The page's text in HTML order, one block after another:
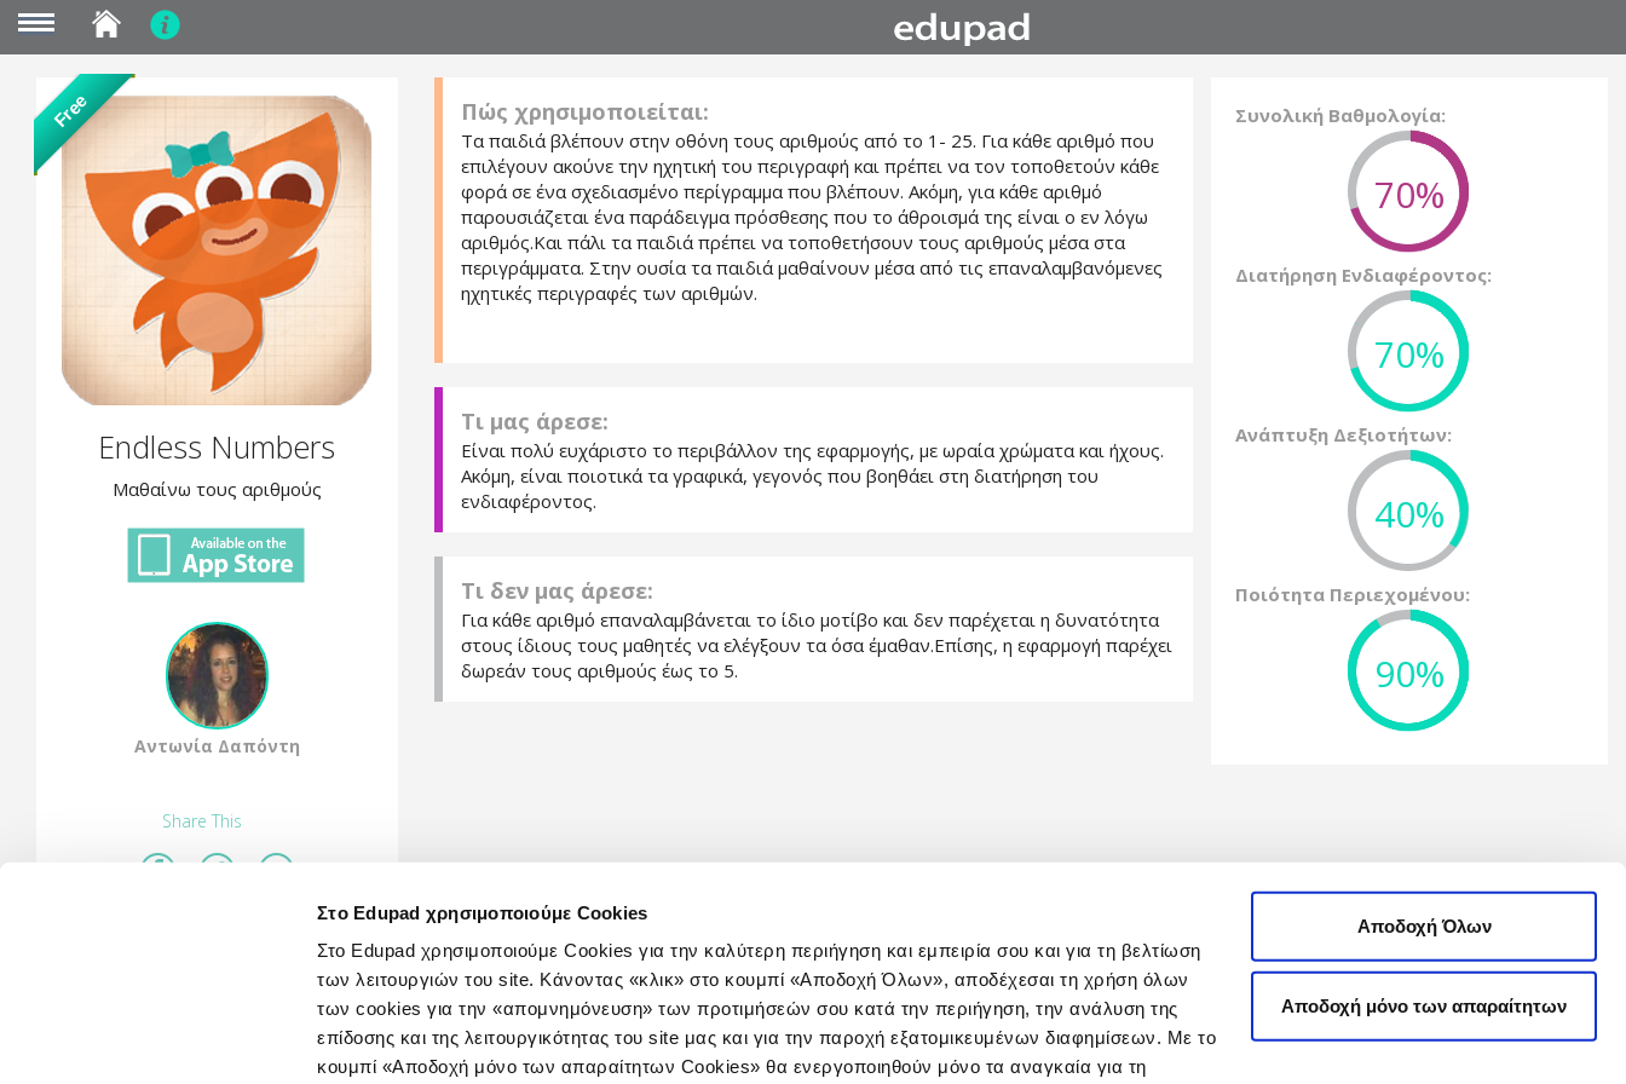
Στο Edupad χρησιμοποιούμε Cookies
Στο Edupad χρησιμοποιούμε Cookies για την καλύτερη περιήγηση και εμπειρία σου και για τη βελτίωση
των λειτουργιών του site. Κάνοντας «κλικ» στο κουμπί «Αποδοχή Όλων», αποδέχεσαι τη χρήση όλων
των cookies για την «απομνημόνευση» των προτιμήσεών σου κατά την περιήγηση, την ανάλυση της
επίδοσης και της λειτουργικότητας του site μας και για την παροχή εξατομικευμένων διαφημίσεων. Με το
κουμπί «Αποδοχή μόνο των απαραίτητων Cookies» θα ενεργοποιηθούν μόνο τα αναγκαία για τη
Αποδοχή Όλων
Αποδοχή μόνο των απαραίτητων
content
Free
Endless Numbers
Μαθαίνω τους αριθμούς
Αντωνία Δαπόντη
Share This
Πώς χρησιμοποιείται:
Τα παιδιά βλέπουν στην οθόνη τους αριθμούς από το 1- 25. Για κάθε αριθμό που
επιλέγουν ακούνε την ηχητική του περιγραφή και πρέπει να τον τοποθετούν κάθε
φορά σε ένα σχεδιασμένο περίγραμμα που βλέπουν. Ακόμη, για κάθε αριθμό
παρουσιάζεται ένα παράδειγμα πρόσθεσης που το άθροισμά της είναι ο εν λόγω
αριθμός.Και πάλι τα παιδιά πρέπει να τοποθετήσουν τους αριθμούς μέσα στα
περιγράμματα. Στην ουσία τα παιδιά μαθαίνουν μέσα από τις επαναλαμβανόμενες
ηχητικές περιγραφές των αριθμών.
Τι μας άρεσε:
Είναι πολύ ευχάριστο το περιβάλλον της εφαρμογής, με ωραία χρώματα και ήχους.
Ακόμη, είναι ποιοτικά τα γραφικά, γεγονός που βοηθάει στη διατήρηση του
ενδιαφέροντος.
Τι δεν μας άρεσε:
Για κάθε αριθμό επαναλαμβάνεται το ίδιο μοτίβο και δεν παρέχεται η δυνατότητα
στους ίδιους τους μαθητές να ελέγξουν τα όσα έμαθαν.Επίσης, η εφαρμογή παρέχει
δωρεάν τους αριθμούς έως το 5.
Συνολική Βαθμολογία:
70%
Διατήρηση Ενδιαφέροντος:
70%
Ανάπτυξη Δεξιοτήτων:
40%
Ποιότητα Περιεχομένου:
90%